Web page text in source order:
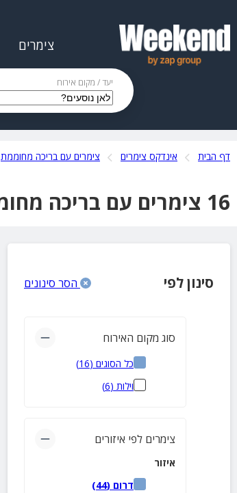
צימרים
יעד / מקום אירוח
דף הבית אינדקס צימרים צימרים עם בריכה מחוממת
16 צימרים עם בריכה מחוממת בנגב
סינון לפי הסר סינונים
סוג מקום האירוח
כל הסוגים (
16
)
וילות (
6
)
צימרים לפי איזורים
איזור
דרום (
44
)